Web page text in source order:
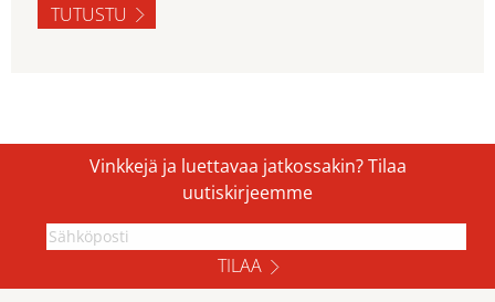
TUTUSTU
Vinkkejä ja luettavaa jatkossakin? Tilaa
uutiskirjeemme
TILAA